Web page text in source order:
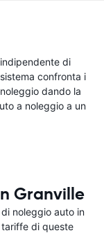
di
confronta i
dando la
a noleggio a un
Granville
noleggio auto in
tariffe di queste